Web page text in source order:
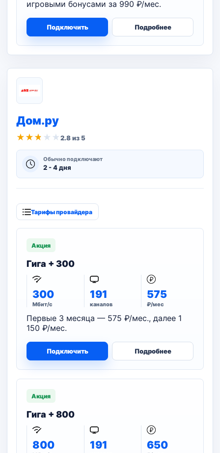
игровыми бонусами за 990 ₽/мес.
Подключить Подробнее
Дом.ру
★ ★ ★ ★ ★2.8 из 5
Обычно подключают
2 - 4 дня
Тарифы провайдера
Акция
Гига + 300
300
Мбит/с
191
каналов
575
₽/мес
Первые 3 месяца — 575 ₽/мес., далее 1
150 ₽/мес.
Подключить Подробнее
Акция
Гига + 800
800 191 650